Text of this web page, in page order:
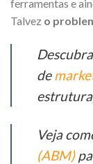
ferramentas e
Talvez o
de
Veja
(ABM)